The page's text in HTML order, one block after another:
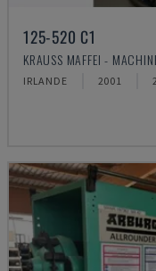
125-520 C1
KRAUSS MAFFEI -
IRLANDE 2001